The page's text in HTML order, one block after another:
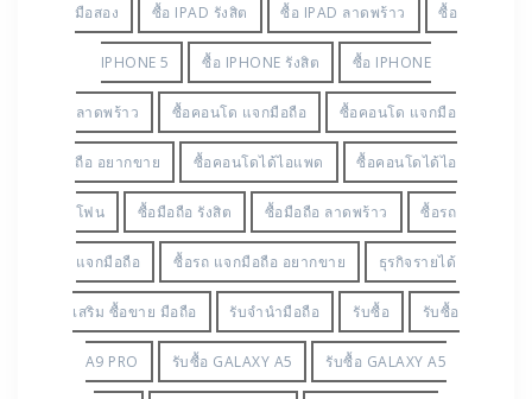
มือสอง ซื้อ IPAD รังสิต ซื้อ IPAD ลาดพร้าว ซื้อ
IPHONE 5 ซื้อ IPHONE รังสิต ซื้อ IPHONE
ลาดพร้าว ซื้อคอนโด แจกมือถือ ซื้อคอนโด แจกมือ
ถือ อยากขาย ซื้อคอนโดได้ไอแพด ซื้อคอนโดได้ไอ
โฟน ซื้อมือถือ รังสิต ซื้อมือถือ ลาดพร้าว ซื้อรถ
แจกมือถือ ซื้อรถ แจกมือถือ อยากขาย ธุรกิจรายได้
เสริม ซื้อขาย มือถือ รับจำนำมือถือ รับซื้อ รับซื้อ
A9 PRO รับซื้อ GALAXY A5 รับซื้อ GALAXY A5